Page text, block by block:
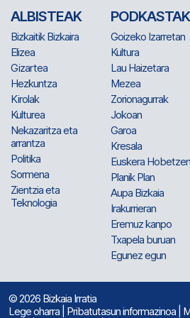
ALBISTEAK
Bizkaitik Bizkaira
Elizea
Gizartea
Hezkuntza
Kirolak
Kulturea
Nekazaritza eta
arrantza
Politika
Sormena
Zientzia eta
Teknologia
PODKASTAK
Goizeko Izarretan
Kultura
Lau Haizetara
Mezea
Zorionagurrak
Jokoan
Garoa
Kresala
Euskera Hobetzen
Planik Plan
Aupa Bizkaia
Irakurrieran
Eremuz kanpo
Txapela buruan
Egunez egun
© 2026 Bizkaia Irratia
Lege oharra Pribatutasun informazinoa |